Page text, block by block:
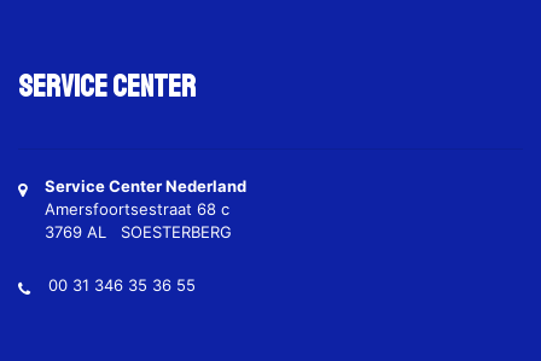
Service Center
Service Center Nederland
Amersfoortsestraat 68 c
3769 AL SOESTERBERG
00 31 346 35 36 55